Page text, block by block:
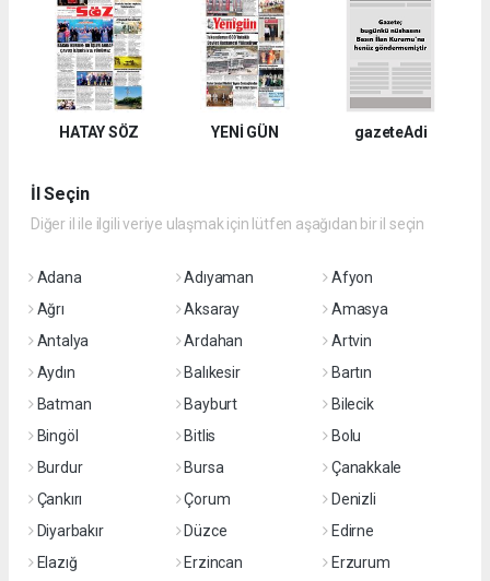
HATAY SÖZ YENİ GÜN gazeteAdi
İl Seçin
Diğer il ile ilgili veriye ulaşmak için lütfen aşağıdan bir il seçin
Adana Adıyaman
Afyon
Ağrı
Aksaray
Amasya
Antalya
Ardahan
Artvin
Aydın
Balıkesir
Bartın
Batman
Bayburt
Bilecik
Bingöl
Bitlis
Bolu
Burdur
Bursa
Çanakkale
Çankırı
Çorum
Denizli
Diyarbakır
Düzce
Edirne
Elazığ
Erzincan
Erzurum